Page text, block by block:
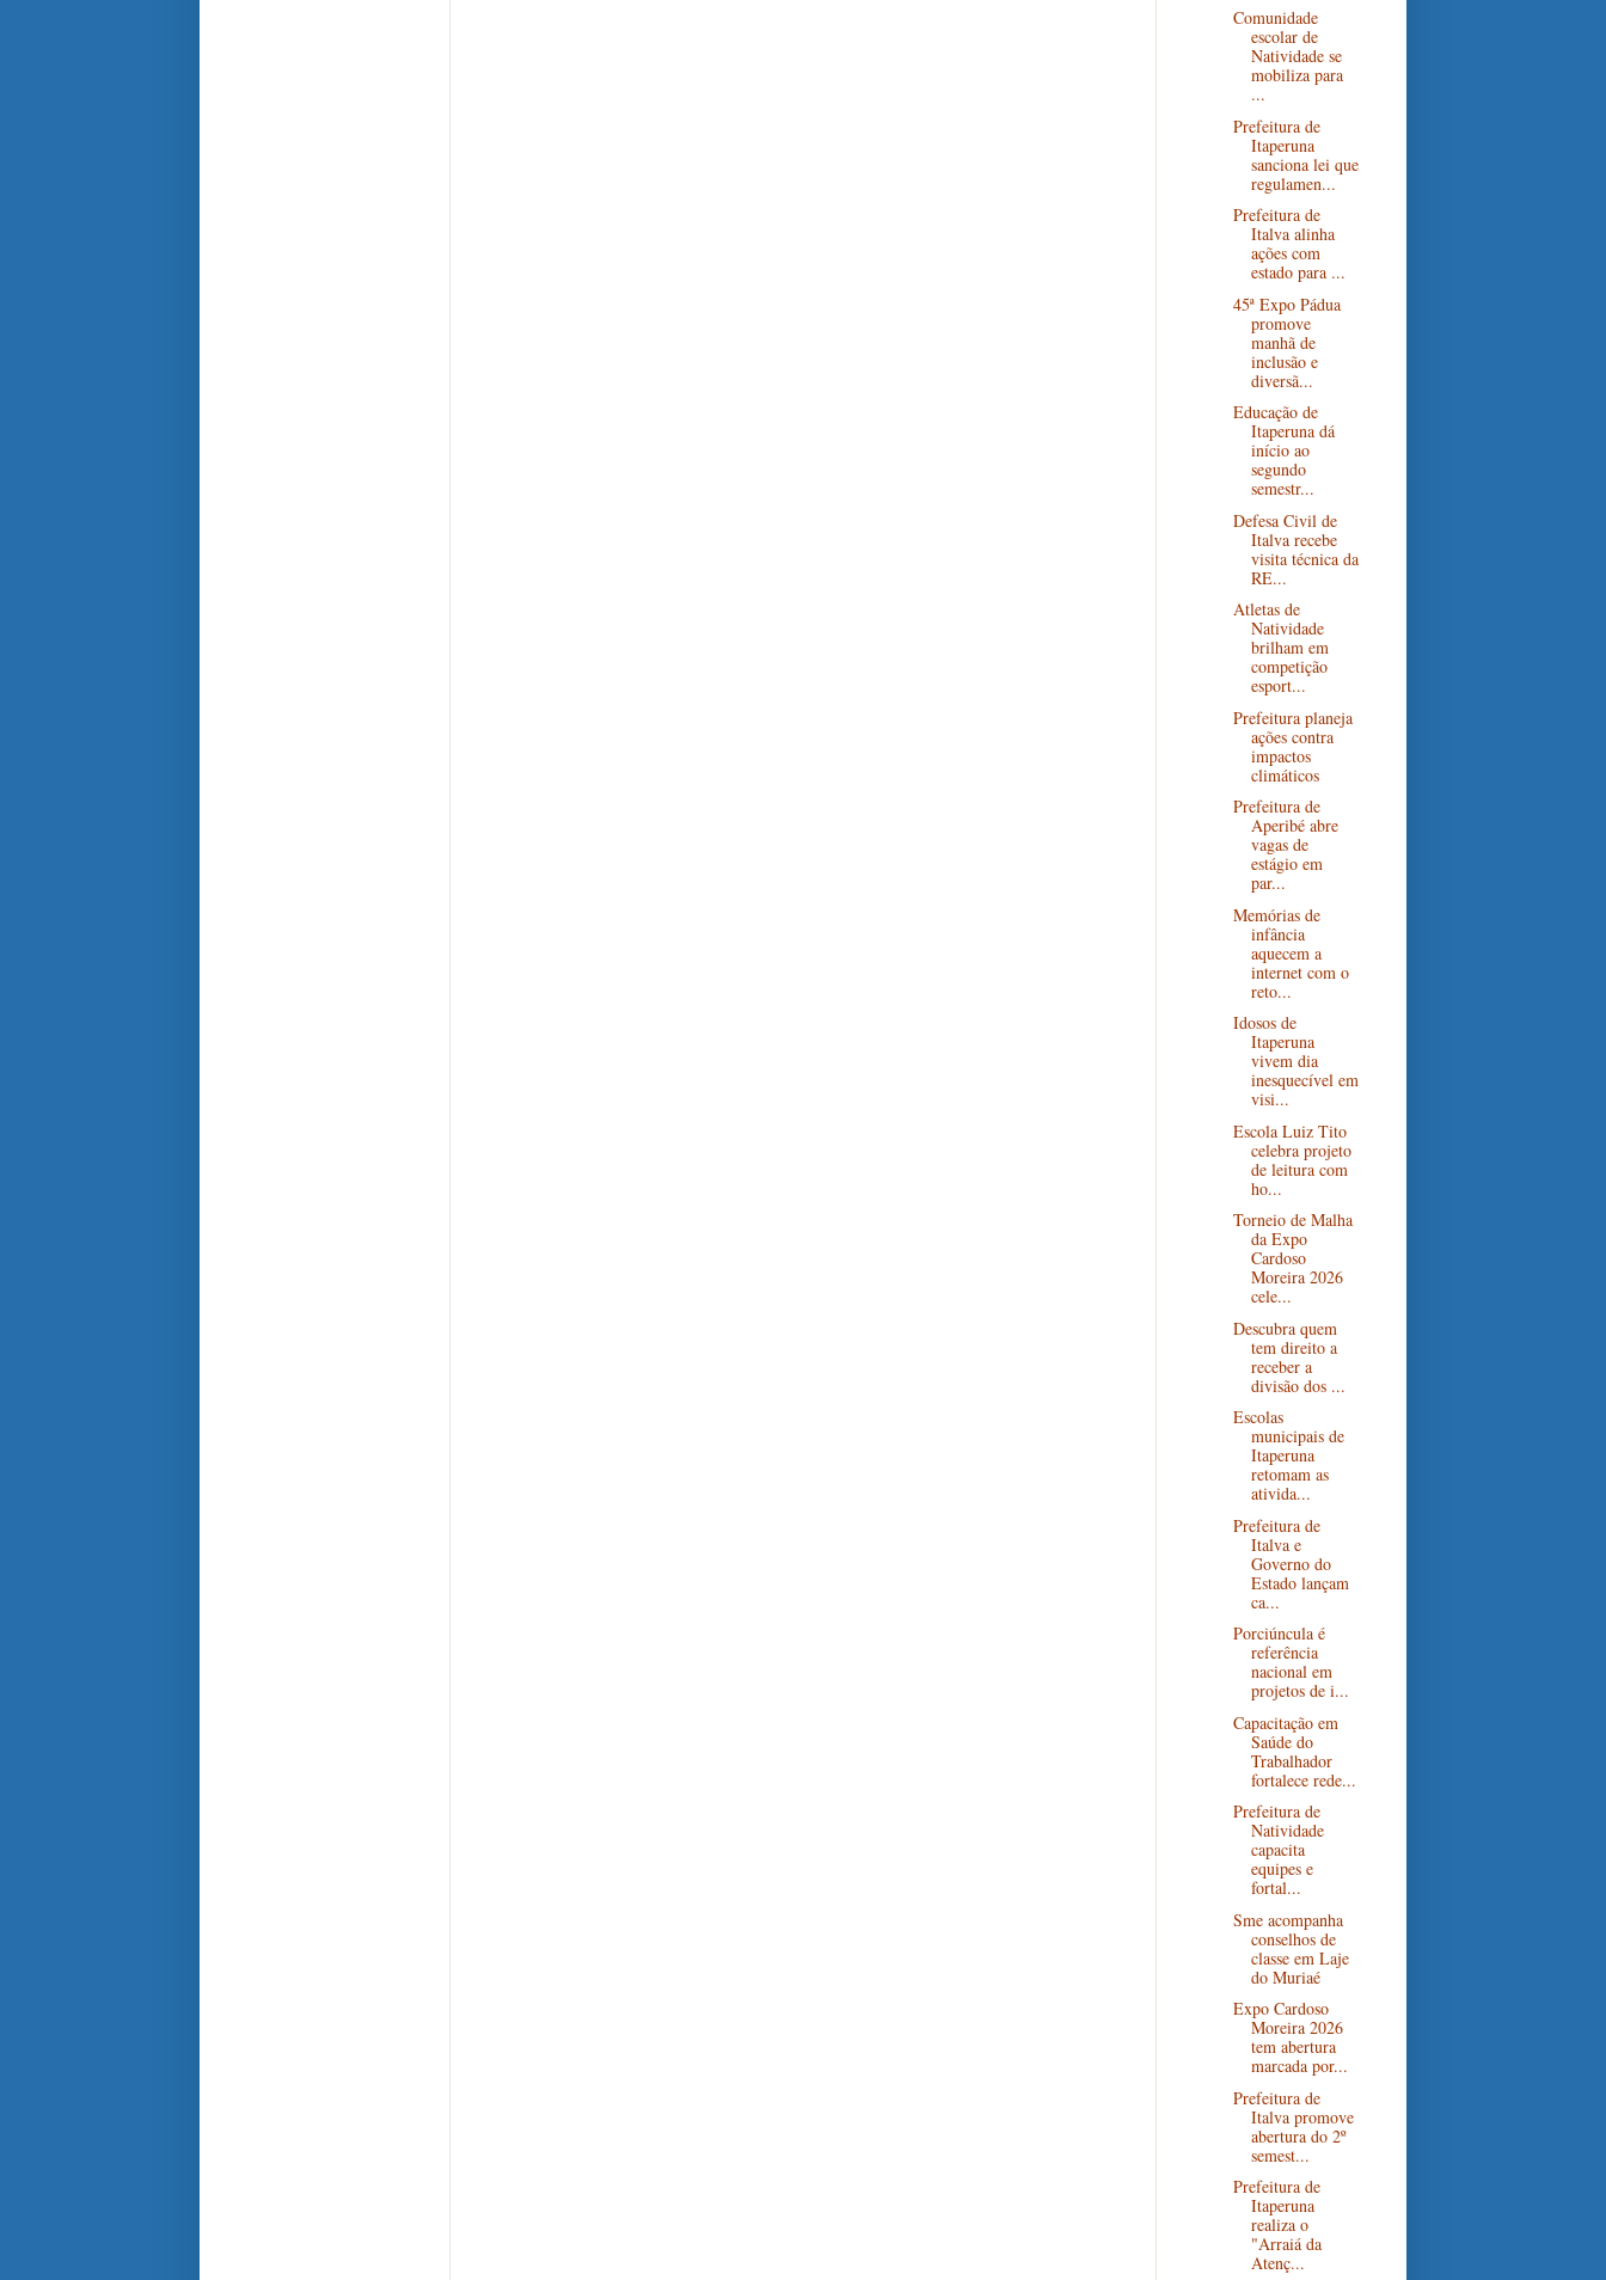
Comunidade
escolar de
Natividade se
mobiliza para
...
Prefeitura de
Itaperuna
sanciona lei que
regulamen...
Prefeitura de
Italva alinha
ações com
estado para ...
45ª Expo Pádua
promove
manhã de
inclusão e
diversã...
Educação de
Itaperuna dá
início ao
segundo
semestr...
Defesa Civil de
Italva recebe
visita técnica da
RE...
Atletas de
Natividade
brilham em
competição
esport...
Prefeitura planeja
ações contra
impactos
climáticos
Prefeitura de
Aperibé abre
vagas de
estágio em
par...
Memórias de
infância
aquecem a
internet com o
reto...
Idosos de
Itaperuna
vivem dia
inesquecível em
visi...
Escola Luiz Tito
celebra projeto
de leitura com
ho...
Torneio de Malha
da Expo
Cardoso
Moreira 2026
cele...
Descubra quem
tem direito a
receber a
divisão dos ...
Escolas
municipais de
Itaperuna
retomam as
ativida...
Prefeitura de
Italva e
Governo do
Estado lançam
ca...
Porciúncula é
referência
nacional em
projetos de i...
Capacitação em
Saúde do
Trabalhador
fortalece rede...
Prefeitura de
Natividade
capacita
equipes e
fortal...
Sme acompanha
conselhos de
classe em Laje
do Muriaé
Expo Cardoso
Moreira 2026
tem abertura
marcada por...
Prefeitura de
Italva promove
abertura do 2º
semest...
Prefeitura de
Itaperuna
realiza o
"Arraiá da
Atenç...